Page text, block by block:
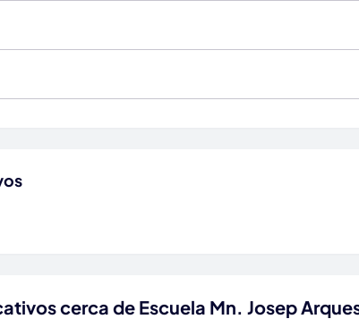
cerca de Escuela Mn. Josep